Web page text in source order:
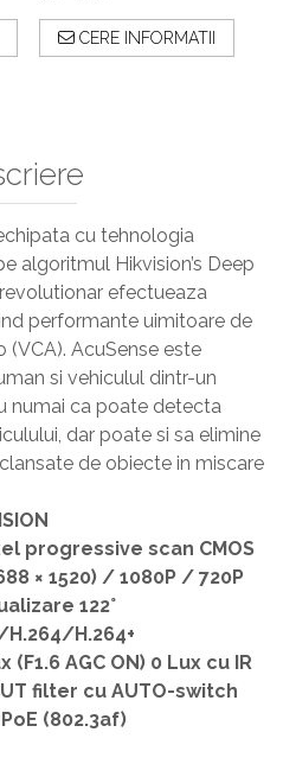
CERE INFORMATII
cu tehnologia
algoritmul Hikvision’s Deep
efectueaza
performante uimitoare de
(VCA). AcuSense este
si vehiculul dintr-un
numai ca poate detecta
dar poate si sa elimine
de obiecte in miscare
progressive scan CMOS
× 1520) / 1080P / 720P
122°
H.264/H.264+
(F1.6 AGC ON) 0 Lux cu IR
filter cu AUTO-switch
PoE (802.3af)